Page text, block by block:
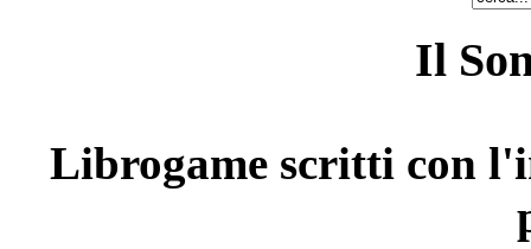
Il
Librogame scritti con